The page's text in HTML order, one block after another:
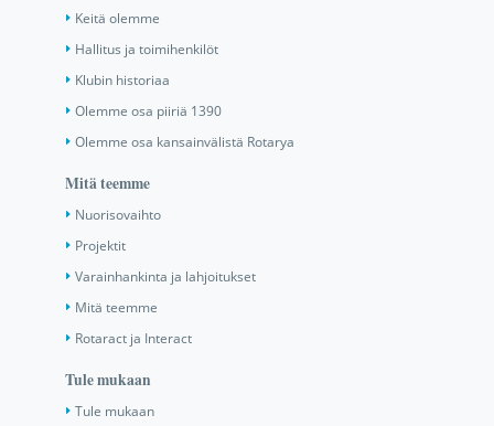
Keitä olemme
Hallitus ja toimihenkilöt
Klubin historiaa
Olemme osa piiriä 1390
Olemme osa kansainvälistä Rotarya
Mitä teemme
Nuorisovaihto
Projektit
Varainhankinta ja lahjoitukset
Mitä teemme
Rotaract ja Interact
Tule mukaan
Tule mukaan